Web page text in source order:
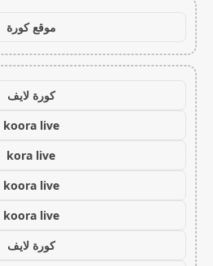
موقع كورة
كورة لايف
koora live
kora live
koora live
koora live
كورة لايف